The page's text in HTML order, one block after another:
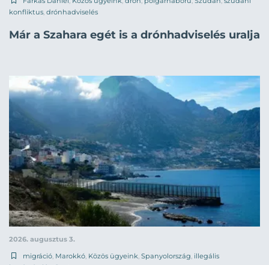
konfliktus drónhadviselés
Már a Szahara egét is a drónhadviselés uralja
2026. augusztus 3.
migráció, Marokkó, Közös ügyeink, Spanyolország, illegális